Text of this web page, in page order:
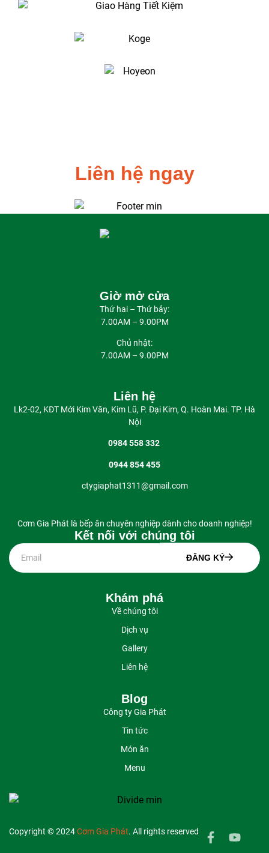
Liên hệ ngay
Giờ mở cửa
Thứ hai – Thứ bảy:
7.00AM – 9.00PM
Chủ nhật:
7.00AM – 9.00PM
Liên hệ
Lk2-02, KĐT Mới Kim Văn, Kim Lũ, P. Đại Kim, Q. Hoàn Mai. TP. Hà
Nội
0984 558 332
0944 854 455
ctygiaphat1311@gmail.com
Cơm Gia Phát là bếp ăn chuyên nghiệp dành cho doanh nghiệp!
Kết nối với chúng tôi
ĐĂNG KÝ
Khám phá
Về chúng tôi
Dịch vụ
Gallery
Liên hệ
Blog
Công ty Gia Phát
Tin tức
Món ăn
Menu
Copyright © 2024Cơm Gia Phát. All rights reserved